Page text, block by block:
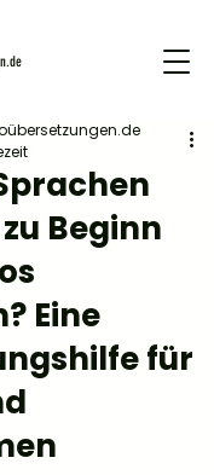
DEMO
Beginn
Eine
für